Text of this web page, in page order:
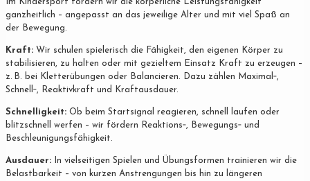
ganzheitlich – angepasst an das jeweilige Alter und mit viel Spaß an
der Bewegung.
Kraft: Wir schulen spielerisch die Fähigkeit, den eigenen Körper zu
stabilisieren, zu halten oder mit gezieltem Einsatz Kraft zu erzeugen –
z. B. bei Kletterübungen oder Balancieren. Dazu zählen Maximal‐,
Schnell‐, Reaktivkraft und Kraftausdauer.
Schnelligkeit: Ob beim Startsignal reagieren, schnell laufen oder
blitzschnell werfen – wir fördern Reaktions‐, Bewegungs‐ und
Beschleunigungsfähigkeit.
Ausdauer: In vielseitigen Spielen und Übungsformen trainieren wir die
Belastbarkeit – von kurzen Anstrengungen bis hin zu längeren